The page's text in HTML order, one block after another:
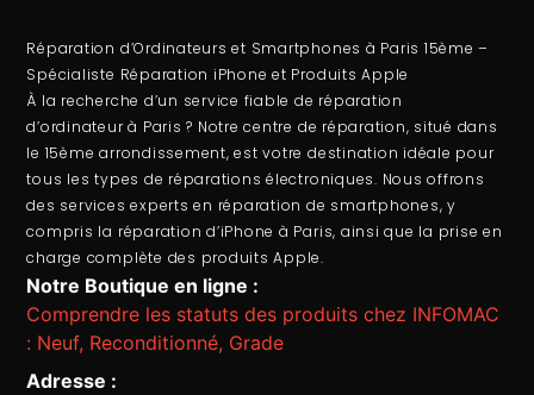
Réparation d’Ordinateurs et Smartphones à Paris 15ème –
Spécialiste Réparation iPhone et Produits Apple
À la recherche d’un service fiable de réparation
d’ordinateurà Paris ? Notre centre de réparation, situé dans
le 15ème arrondissement, est votre destination idéale pour
tous les types de réparations électroniques. Nous offrons
des services experts en réparation de smartphones, y
compris la réparation d’iPhone à Paris, ainsi que la prise en
charge complète des produits Apple.
Notre Boutique en ligne :
Comprendre les statuts des produits chez INFOMAC
: Neuf, Reconditionné, Grade
Adresse :